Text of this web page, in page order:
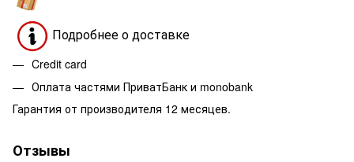
Подробнее о доставке
Credit card
Оплата частями ПриватБанк и monobank
Гарантия от производителя 12 месяцев.
Отзывы